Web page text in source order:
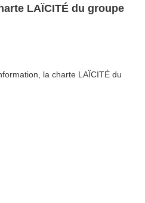
LAÏCITÉ du groupe